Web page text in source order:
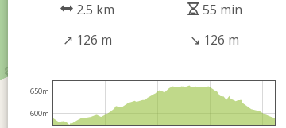
2.5 km
55 min
↗ 126 m ↘ 126 m
600m
650m